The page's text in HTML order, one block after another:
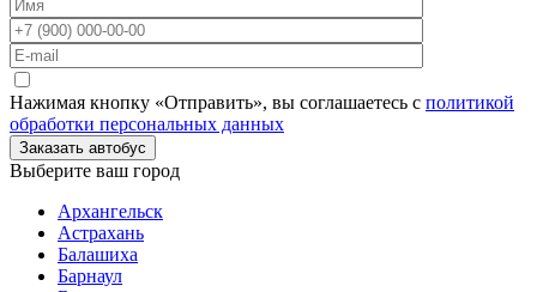
Нажимая кнопку «Отправить», вы соглашаетесь с политикой
обработки персональных данных
Заказать автобус
Выберите ваш город
Архангельск
Астрахань
Балашиха
Барнаул